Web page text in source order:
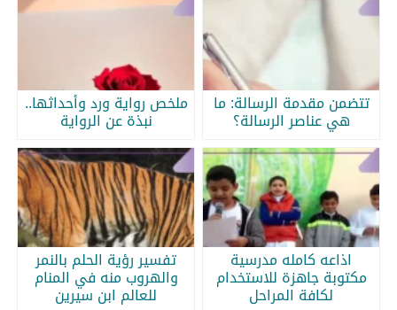
تتضمن مقدمة الرسالة: ما
هي عناصر الرسالة؟
ملخص رواية ورد وأحداثها..
نبذة عن الرواية
اذاعه كامله مدرسية
مكتوبة جاهزة للاستخدام
لكافة المراحل
تفسير رؤية الحلم بالنمر
والهروب منه في المنام
للعالم ابن سيرين